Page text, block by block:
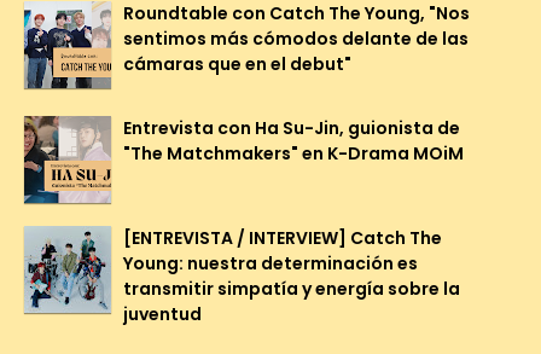
Roundtable con Catch The Young, "Nos
sentimos más cómodos delante de las
cámaras que en el debut"
Entrevista con Ha Su-Jin, guionista de
"The Matchmakers" en K-Drama MOiM
[ENTREVISTA / INTERVIEW] Catch The
Young: nuestra determinación es
transmitir simpatía y energía sobre la
juventud